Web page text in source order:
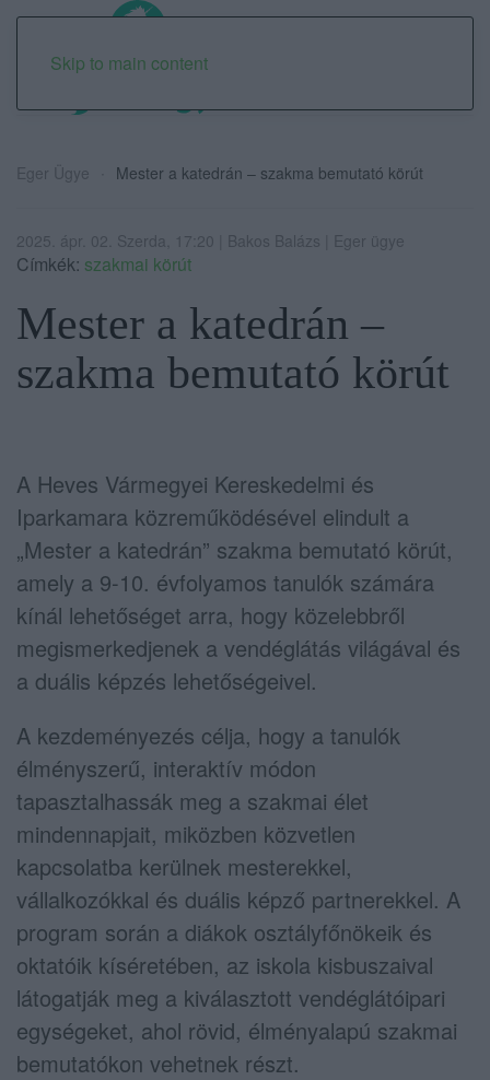
Skip to main content
Eger Ügye Mester a katedrán – szakma bemutató körút
2025. ápr. 02. Szerda, 17:20 | Bakos Balázs | Eger ügye
Címkék: szakmai körút
Mester a katedrán –
szakma bemutató körút
A Heves Vármegyei Kereskedelmi és
Iparkamara közreműködésével elindult a
„Mester a katedrán” szakma bemutató körút,
amely a 9-10. évfolyamos tanulók számára
kínál lehetőséget arra, hogy közelebbről
megismerkedjenek a vendéglátás világával és
a duális képzés lehetőségeivel.
A kezdeményezés célja, hogy a tanulók
élményszerű, interaktív módon
tapasztalhassák meg a szakmai élet
mindennapjait, miközben közvetlen
kapcsolatba kerülnek mesterekkel,
vállalkozókkal és duális képző partnerekkel. A
program során a diákok osztályfőnökeik és
oktatóik kíséretében, az iskola kisbuszaival
látogatják meg a kiválasztott vendéglátóipari
egységeket, ahol rövid, élményalapú szakmai
bemutatókon vehetnek részt.